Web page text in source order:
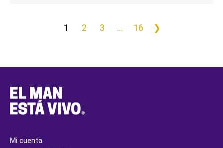
1 2 3 ... 16 ❯
Mi cuenta